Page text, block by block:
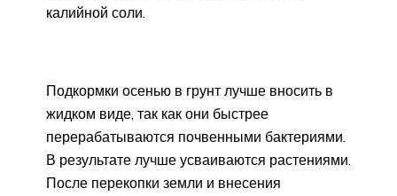
калийной соли.
Подкормки осенью в грунт лучше вносить в
жидком виде, так как они быстрее
перерабатываются почвенными бактериями.
В результате лучше усваиваются растениями.
После перекопки земли и внесения